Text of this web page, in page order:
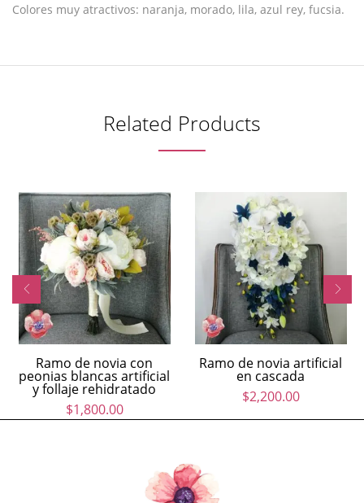
Colores muy atractivos: naranja, morado, lila, azul rey, fucsia.
Related Products
Ramo de novia con
peonias blancas artificial
y follaje rehidratado
$1,800.00
Ramo de novia artificial
en cascada
$2,200.00